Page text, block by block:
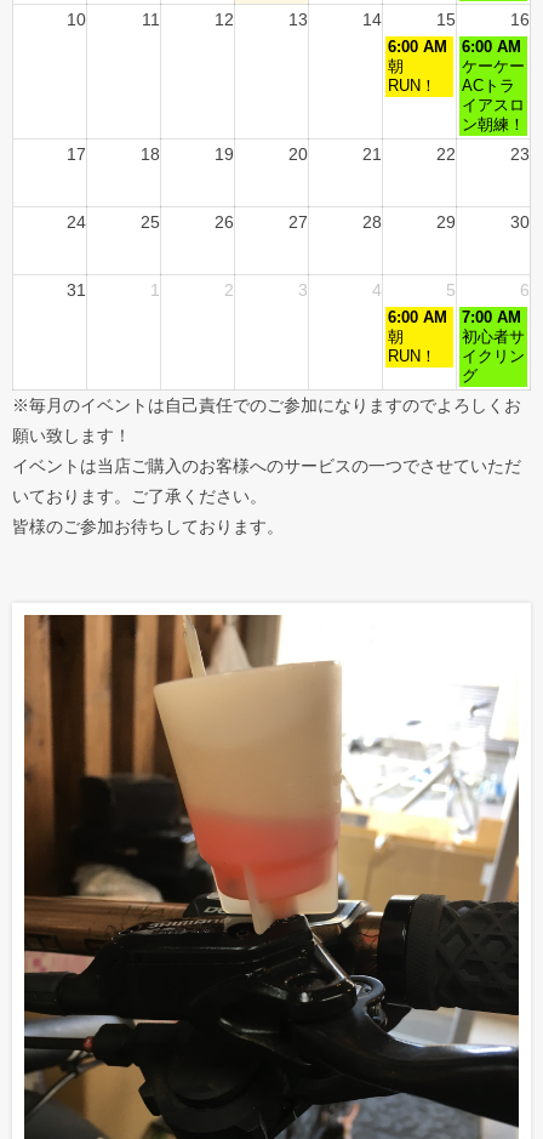
10 11 12 13 14 15 16
6:00 AM
朝
RUN！
6:00 AM
ケーケー
ACトラ
イアスロ
ン朝練！
17 18 19 20 21 22 23
24 25 26 27 28 29 30
31 1 2 3 4 5 6
6:00 AM
朝
RUN！
7:00 AM
初心者サ
イクリン
グ
※毎月のイベントは自己責任でのご参加になりますのでよろしくお
願い致します！
イベントは当店ご購入のお客様へのサービスの一つでさせていただ
いております。ご了承ください。
皆様のご参加お待ちしております。